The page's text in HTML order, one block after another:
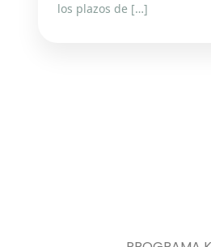
los plazos de […]